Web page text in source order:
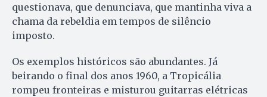
questionava, que denunciava, que mantinha viva a
chama da rebeldia em tempos de silêncio
imposto.
Os exemplos históricos são abundantes. Já
beirando o final dos anos 1960, a Tropicália
rompeu fronteiras e misturou guitarras elétricas